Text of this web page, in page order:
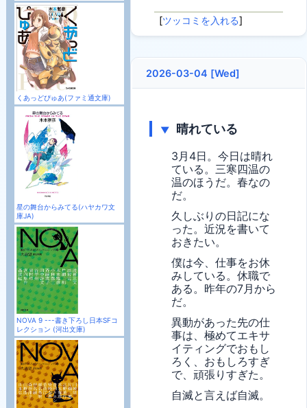
くあっどぴゅあ(ファミ通文庫)
星の舞台からみてる(ハヤカワ文
庫JA)
NOVA 9 ---書き下ろし日本SFコ
レクション (河出文庫)
[ツッコミを入れる]
2026-03-04 [Wed]
▼ 晴れている
3月4日。今日は晴れ
ている。三寒四温の
温のほうだ。春なの
だ。
久しぶりの日記にな
った。近況を書いて
おきたい。
僕は今、仕事をお休
みしている。休職で
ある。昨年の7月から
だ。
異動があった先の仕
事は、極めてエキサ
イティングでおもし
ろく、おもしろすぎ
で、頑張りすぎた。
自滅と言えば自滅。